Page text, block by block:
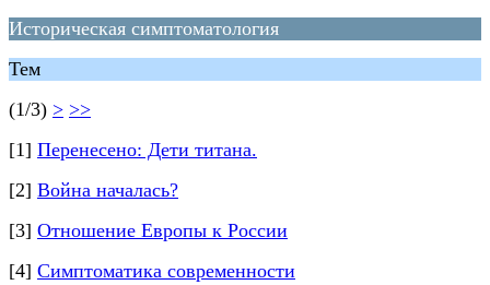
Историческая симптоматология
Тем
(1/3) > >>
[1] Перенесено: Дети титана.
[2] Война началась?
[3] Отношение Европы к России
[4] Симптоматика современности